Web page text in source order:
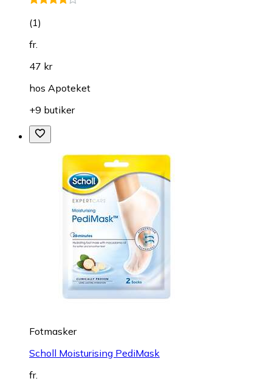
(1)
fr.
47 kr
hos Apoteket
+9 butiker
Fotmasker
Scholl Moisturising PediMask
fr.